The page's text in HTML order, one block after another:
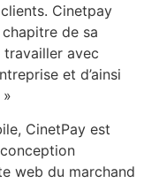
Cinetpay
de sa
travailler avec
et d’ainsi
CinetPay est
web du marchand